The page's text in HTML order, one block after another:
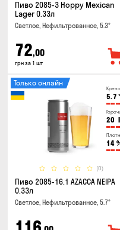
Пиво 2085-3 Hoppy Mexican
Lager 0.33л
Светлое, Нефильтрованное, 5.3°
72,00
грн за 1 шт
5.7 °
20
14
(0)
Только онлайн
Пиво 2085-16.1 AZACCA NEIPA
0.33л
Светлое, Нефильтрованное, 5.7°